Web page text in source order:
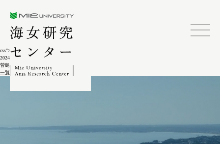
css">
2024.02.04
菅島しろんご祭2-12
一覧に戻る